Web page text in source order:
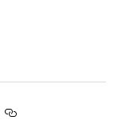
Resultados